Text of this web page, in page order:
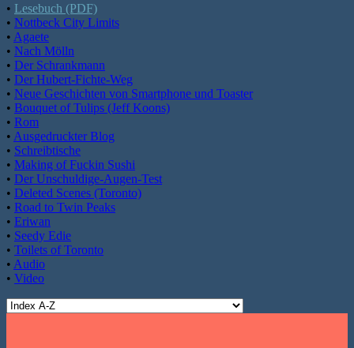
• Lesebuch (PDF)
• Nottbeck City Limits
• Agaete
• Nach Mölln
• Der Schrankmann
• Der Hubert-Fichte-Weg
• Neue Geschichten von Smartphone und Toaster
• Bouquet of Tulips (Jeff Koons)
• Rom
• Ausgedruckter Blog
• Schreibtische
• Making of Fuckin Sushi
• Der Unschuldige-Augen-Test
• Deleted Scenes (Toronto)
• Road to Twin Peaks
• Eriwan
• Seedy Edie
• Toilets of Toronto
• Audio
• Video